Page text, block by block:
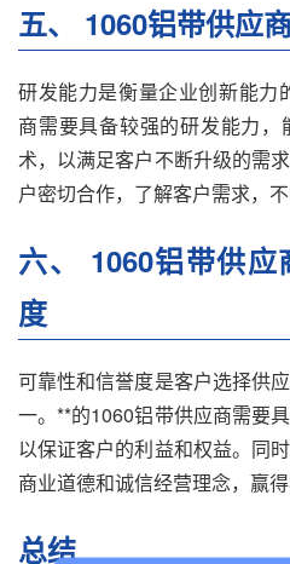
五、 1060铝带供应
研发能力是衡量企业创新能力
商需要具备较强的研发能力
术，以满足客户不断升级的需
户密切合作，了解客户需求，
六、 1060铝带供
度
可靠性和信誉度是客户选择供
一。**的1060铝带供应商需要
以保证客户的利益和权益。同
商业道德和诚信经营理念，赢
总结